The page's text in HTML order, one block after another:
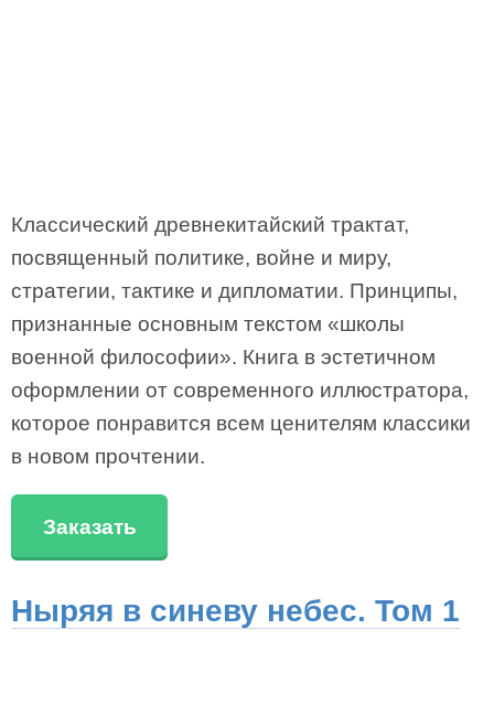
Классический древнекитайский трактат,
посвященный политике, войне и миру,
стратегии, тактике и дипломатии. Принципы,
признанные основным текстом «школы
военной философии». Книга в эстетичном
оформлении от современного иллюстратора,
которое понравится всем ценителям классики
в новом прочтении.
Заказать
Ныряя в синеву небес. Том 1